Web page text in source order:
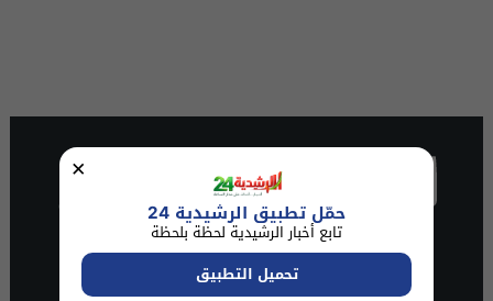
×
حمّل تطبيق الرشيدية 24
تابع أخبار الرشيدية لحظة بلحظة
تحميل التطبيق